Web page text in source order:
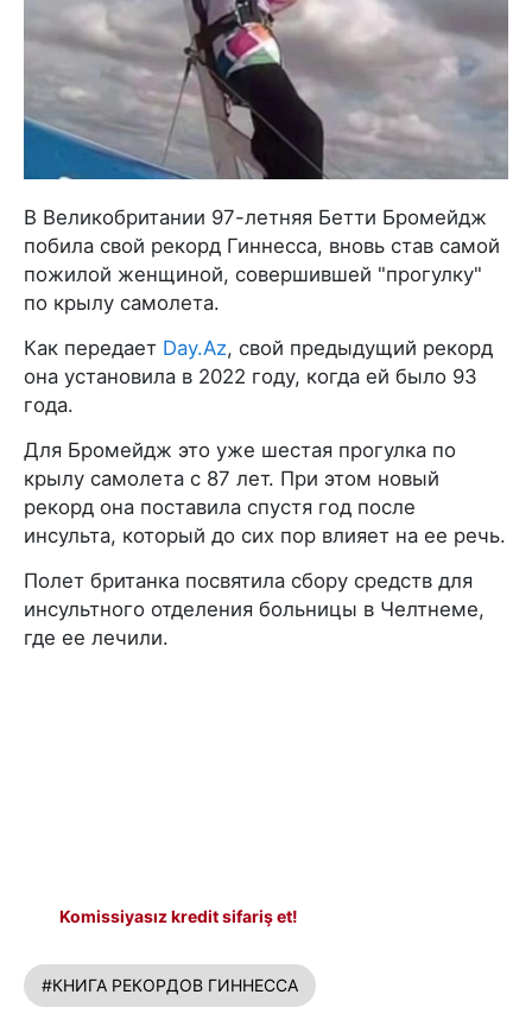
В Великобритании 97-летняя Бетти Бромейдж
побила свой рекорд Гиннесса, вновь став самой
пожилой женщиной, совершившей "прогулку"
по крылу самолета.
Как передает Day.Az, свой предыдущий рекорд
она установила в 2022 году, когда ей было 93
года.
Для Бромейдж это уже шестая прогулка по
крылу самолета с 87 лет. При этом новый
рекорд она поставила спустя год после
инсульта, который до сих пор влияет на ее речь.
Полет британка посвятила сбору средств для
инсультного отделения больницы в Челтнеме,
где ее лечили.
Komissiyasız kredit sifariş et!
#КНИГА РЕКОРДОВ ГИННЕССА